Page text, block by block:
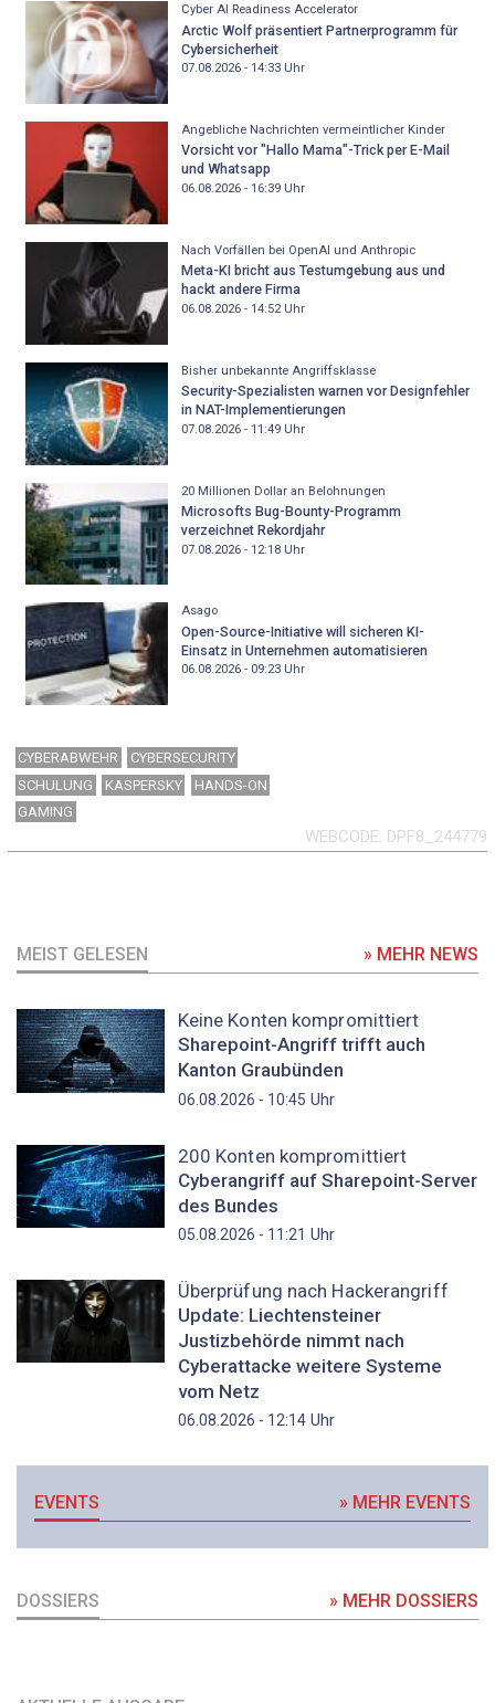
Cyber AI Readiness Accelerator
Arctic Wolf präsentiert Partnerprogramm für
Cybersicherheit
07.08.2026 - 14:33Uhr
Angebliche Nachrichten vermeintlicher Kinder
Vorsicht vor "Hallo Mama"-Trick per E-Mail
und Whatsapp
06.08.2026 - 16:39Uhr
Nach Vorfällen bei OpenAI und Anthropic
Meta-KI bricht aus Testumgebung aus und
hackt andere Firma
06.08.2026 - 14:52Uhr
Bisher unbekannte Angriffsklasse
Security-Spezialisten warnen vor Designfehler
in NAT-Implementierungen
07.08.2026 - 11:49Uhr
20 Millionen Dollar an Belohnungen
Microsofts Bug-Bounty-Programm
verzeichnet Rekordjahr
07.08.2026 - 12:18Uhr
Asago
Open-Source-Initiative will sicheren KI-
Einsatz in Unternehmen automatisieren
06.08.2026 - 09:23Uhr
CYBERABWEHR
CYBERSECURITY
SCHULUNG
KASPERSKY
HANDS-ON
GAMING
WEBCODE DPF8_244779
MEIST GELESEN » MEHR NEWS
Keine Konten kompromittiert
Sharepoint-Angriff trifft auch
Kanton Graubünden
06.08.2026 - 10:45 Uhr
200 Konten kompromittiert
Cyberangriff auf Sharepoint-Server
des Bundes
05.08.2026 - 11:21 Uhr
Überprüfung nach Hackerangriff
Update: Liechtensteiner
Justizbehörde nimmt nach
Cyberattacke weitere Systeme
vom Netz
06.08.2026 - 12:14Uhr
EVENTS » MEHR EVENTS
DOSSIERS » MEHR DOSSIERS